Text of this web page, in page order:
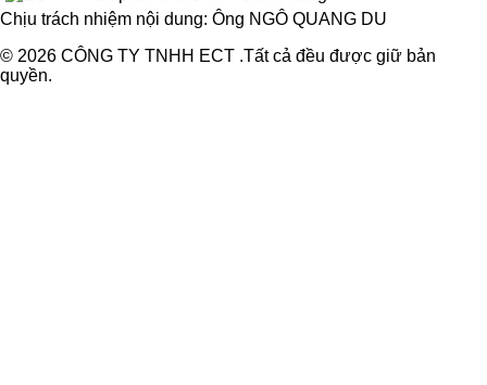
Chịu trách nhiệm nội dung: Ông NGÔ QUANG DU
© 2026 CÔNG TY TNHH ECT .Tất cả đều được giữ bản
quyền.